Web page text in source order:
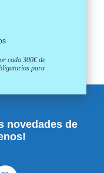
cada 300€ de
para
novedades de